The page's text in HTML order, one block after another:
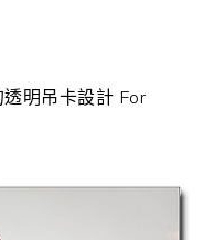
明吊卡設計 For